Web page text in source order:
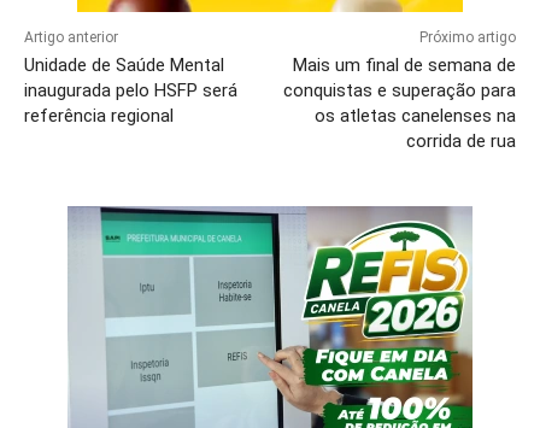
Artigo anterior
Unidade de Saúde Mental
inaugurada pelo HSFP será
referência regional
Próximo artigo
Mais um final de semana de
conquistas e superação para
os atletas canelenses na
corrida de rua